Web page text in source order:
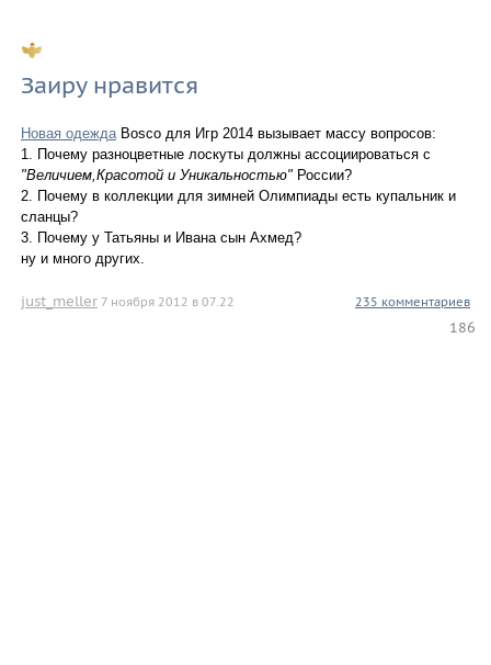
Заиру нравится
Новая одеждаBosco для Игр 2014 вызывает массу вопросов:
1. Почему разноцветные лоскуты должны ассоциироваться с
"Величием,Красотой и Уникальностью"России?
2. Почему в коллекции для зимней Олимпиады есть купальник и
сланцы?
3. Почему у Татьяны и Ивана сын Ахмед?
ну и много других.
just_meller 7 ноября 2012 в 07.22 235 комментариев
186